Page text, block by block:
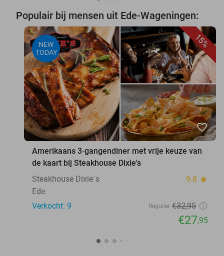
Populair bij mensen uit Ede-Wageningen:
15%
NEW
TODAY
favorite_border
Amerikaans 3-gangendiner met vrije keuze van
de kaart bij Steakhouse Dixie's
Steakhouse Dixie´s
9.8 star
Ede
Verkocht: 9
Regulier €32,95
€27,95